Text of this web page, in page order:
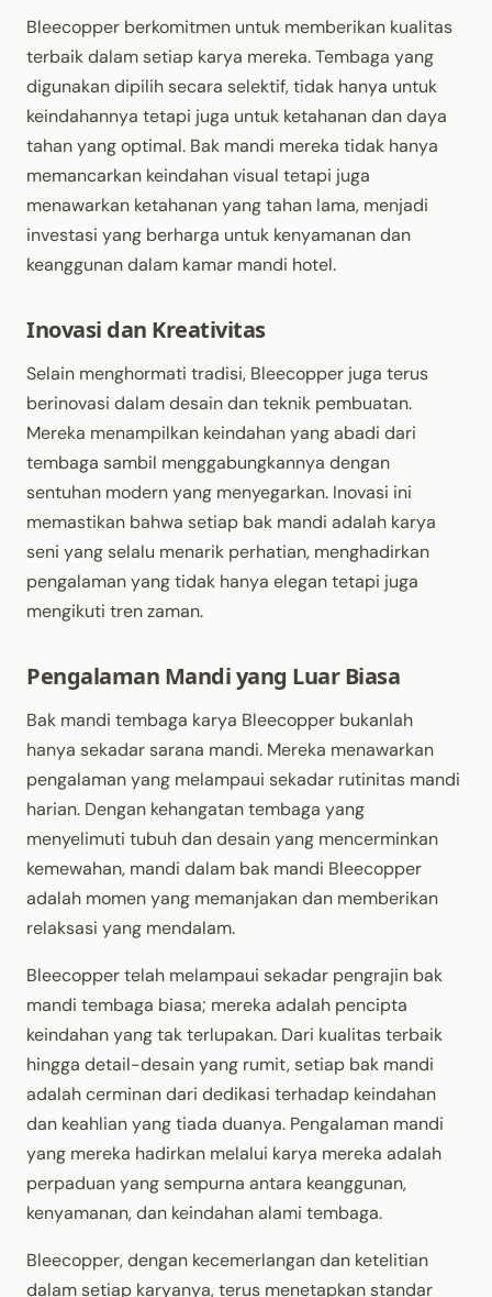
Bleecopper berkomitmen untuk memberikan kualitas
terbaik dalam setiap karya mereka. Tembaga yang
digunakan dipilih secara selektif, tidak hanya untuk
keindahannya tetapi juga untuk ketahanan dan daya
tahan yang optimal. Bak mandi mereka tidak hanya
memancarkan keindahan visual tetapi juga
menawarkan ketahanan yang tahan lama, menjadi
investasi yang berharga untuk kenyamanan dan
keanggunan dalam kamar mandi hotel.
Inovasi dan Kreativitas
Selain menghormati tradisi, Bleecopper juga terus
berinovasi dalam desain dan teknik pembuatan.
Mereka menampilkan keindahan yang abadi dari
tembaga sambil menggabungkannya dengan
sentuhan modern yang menyegarkan. Inovasi ini
memastikan bahwa setiap bak mandi adalah karya
seni yang selalu menarik perhatian, menghadirkan
pengalaman yang tidak hanya elegan tetapi juga
mengikuti tren zaman.
Pengalaman Mandi yang Luar Biasa
Bak mandi tembaga karya Bleecopper bukanlah
hanya sekadar sarana mandi. Mereka menawarkan
pengalaman yang melampaui sekadar rutinitas mandi
harian. Dengan kehangatan tembaga yang
menyelimuti tubuh dan desain yang mencerminkan
kemewahan, mandi dalam bak mandi Bleecopper
adalah momen yang memanjakan dan memberikan
relaksasi yang mendalam.
Bleecopper telah melampaui sekadar pengrajin bak
mandi tembaga biasa; mereka adalah pencipta
keindahan yang tak terlupakan. Dari kualitas terbaik
hingga detail-desain yang rumit, setiap bak mandi
adalah cerminan dari dedikasi terhadap keindahan
dan keahlian yang tiada duanya. Pengalaman mandi
yang mereka hadirkan melalui karya mereka adalah
perpaduan yang sempurna antara keanggunan,
kenyamanan, dan keindahan alami tembaga.
Bleecopper, dengan kecemerlangan dan ketelitian
dalam setiap karyanya, terus menetapkan standar